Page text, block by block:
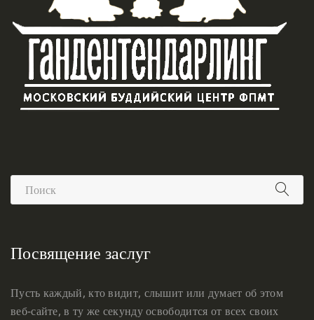
Посвящение заслуг
Пусть каждый, кто видит, слышит или думает об этом
веб-сайте, в ту же секунду освободится от всех своих